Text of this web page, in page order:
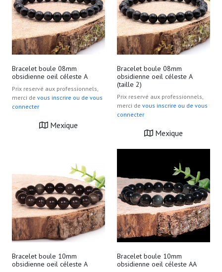
Bracelet boule 08mm
obsidienne oeil céleste A
Prix reservé aux professionnels,
merci de vous inscrire ou de vous
connecter
Mexique
Bracelet boule 08mm
obsidienne oeil céleste A
(taille 2)
Prix reservé aux professionnels,
merci de vous inscrire ou de vous
connecter
Mexique
Bracelet boule 10mm
obsidienne oeil céleste A
Bracelet boule 10mm
obsidienne oeil céleste AA